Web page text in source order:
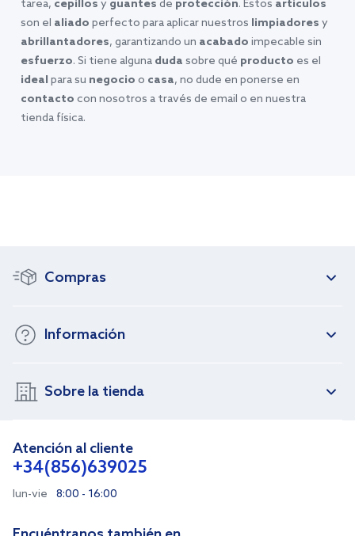
tarea, cepillos y guantes de protección. Estos artículos
son el aliado perfecto para aplicar nuestros limpiadores y
abrillantadores, garantizando un acabado impecable sin
esfuerzo. Si tiene alguna duda sobre qué producto es el
ideal para su negocio o casa, no dude en ponerse en
contacto con nosotros a través de email o en nuestra
tienda física.
Compras
Información
Sobre la tienda
Atención al cliente
+34(856)639025
lun-vie 8:00 - 16:00